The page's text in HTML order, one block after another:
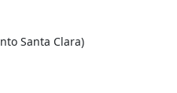
Santa Clara)